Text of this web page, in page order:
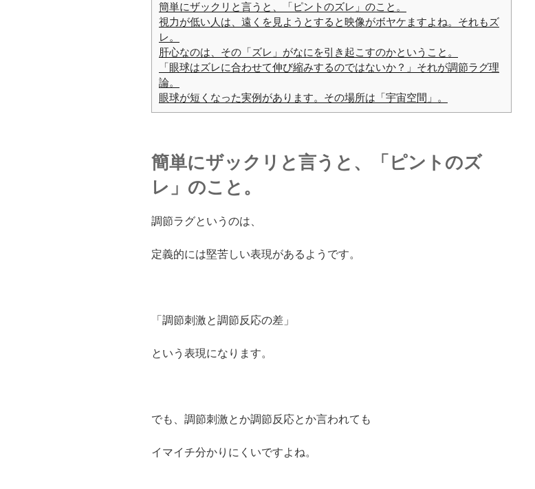
簡単にザックリと言うと、「ピントのズレ」のこと。
視力が低い人は、遠くを見ようとすると映像がボヤケますよね。それもズ
レ。
肝心なのは、その「ズレ」がなにを引き起こすのかということ。
「眼球はズレに合わせて伸び縮みするのではないか？」それが調節ラグ理
論。
眼球が短くなった実例があります。その場所は「宇宙空間」。
簡単にザックリと言うと、「ピントのズ
レ」のこと。
調節ラグというのは、
定義的には堅苦しい表現があるようです。
「調節刺激と調節反応の差」
という表現になります。
でも、調節刺激とか調節反応とか言われても
イマイチ分かりにくいですよね。